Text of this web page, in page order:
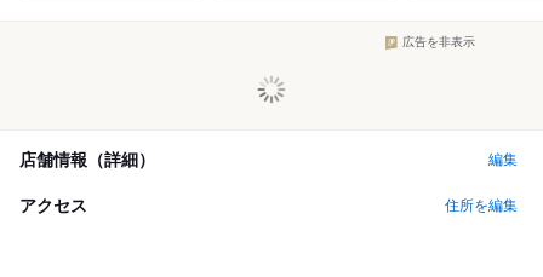
広告を非表示
店舗情報（詳細） 編集
アクセス 住所を編集